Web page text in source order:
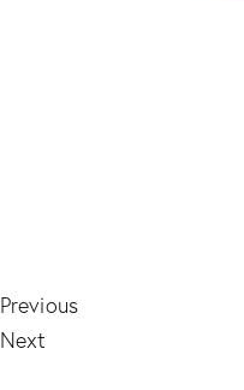
Previous
Next